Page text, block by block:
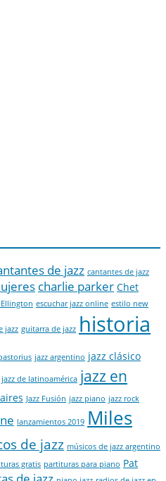
de jazz cantantes de jazz
charlie parker Chet
escuchar jazz online estilo new
jazz guitarra de jazz historia
jazz argentino jazz clásico
jazz de latinoamérica jazz en
Jazz Fusión jazz piano jazz rock
lanzamientos 2019 Miles
de jazz músicos de jazz argentino
gratis partituras para piano Pat